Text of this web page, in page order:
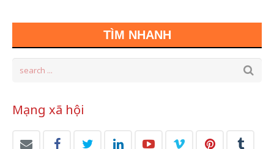
TÌM NHANH
Mạng xã hội